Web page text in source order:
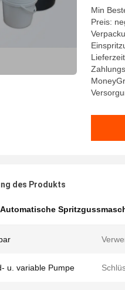
Min
Preis:
des Produkts
Automatische
u. variable Pumpe